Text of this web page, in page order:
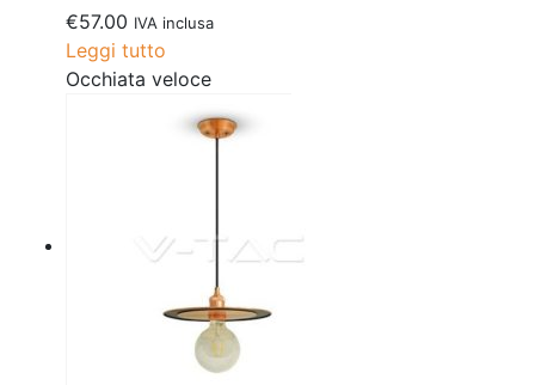
€57.00 IVA inclusa
Leggi tutto
Occhiata veloce